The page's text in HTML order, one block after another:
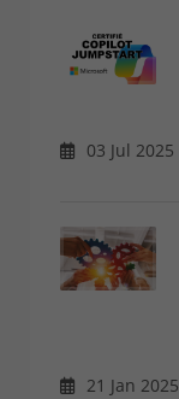
03 Jul 2025
21 Jan 2025